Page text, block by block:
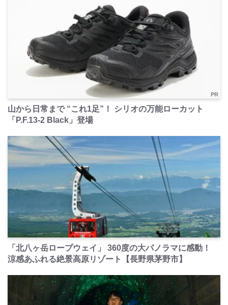
PR
山から日常まで “これ1足”！ シリオの万能ローカット
「P.F.13-2 Black」登場
PR
「北八ヶ岳ロープウェイ」 360度の大パノラマに感動！
涼感あふれる絶景高原リゾート【長野県茅野市】